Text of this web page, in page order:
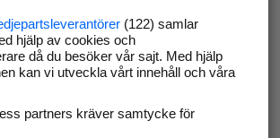
(122) samlar
hjälp av cookies och
då du besöker vår sajt. Med hjälp
kan vi utveckla vårt innehåll och våra
partners kräver samtycke för